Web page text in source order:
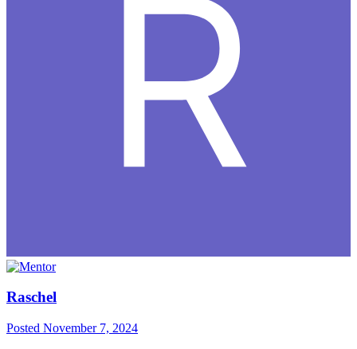
Raschel
Posted November 7, 2024